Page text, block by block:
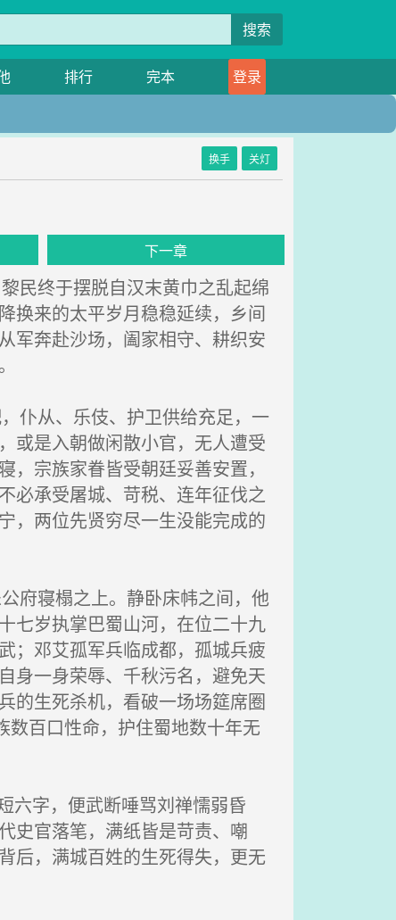
搜索
排行 完本
登录
换手 关灯
下一章
民终于摆脱自汉末黄巾之乱起绵
换来的太平岁月稳稳延续，乡间
军奔赴沙场，阖家相守、耕织安
仆从、乐伎、护卫供给充足，一
或是入朝做闲散小官，无人遭受
宗族家眷皆受朝廷妥善安置，
必承受屠城、苛税、连年征伐之
，两位先贤穷尽一生没能完成的
府寝榻之上。静卧床帏之间，他
七岁执掌巴蜀山河，在位二十九
；邓艾孤军兵临成都，孤城兵疲
身一身荣辱、千秋污名，避免天
的生死杀机，看破一场场筵席圈
数百口性命，护住蜀地数十年无
六字，便武断唾骂刘禅懦弱昏
史官落笔，满纸皆是苛责、嘲
后，满城百姓的生死得失，更无